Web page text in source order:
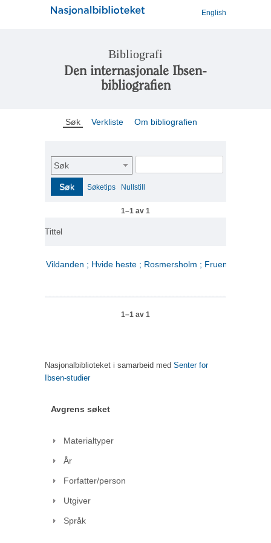
English
Bibliografi
Den internasjonale Ibsen-
bibliografien
Søk Verkliste Om bibliografien
Søk
Søk Søketips Nullstill
1–1 av 1
Tittel
Vildanden ; Hvide heste ; Rosmersholm ; Fruen fra havet
1–1 av 1
Nasjonalbiblioteket i samarbeid med Senter for
Ibsen-studier
Avgrens søket
Materialtyper
År
Forfatter/person
Utgiver
Språk